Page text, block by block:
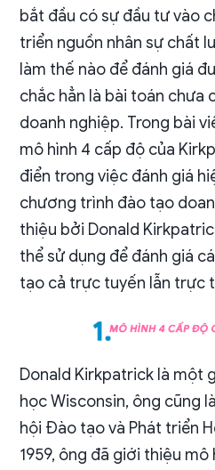
bắt đầu có sự đầu tư vào
triển nguồn nhân sự chất
làm thế nào để đánh giá
chắc hẳn là bài toán chưa
doanh nghiệp. Trong bài
mô hình 4 cấp độ của
điển trong việc đánh giá
chương trình đào tạo
thiệu bởi Donald
thể sử dụng để đánh giá
tạo cả trực tuyến lẫn trực
Donald Kirkpatrick là một
học Wisconsin, ông cũng
hội Đào tạo và Phát triển
1959, ông đã giới thiệu